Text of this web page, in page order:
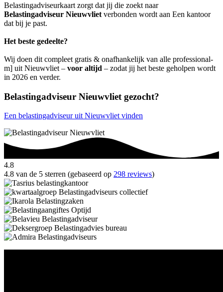
Belastingadviseurkaart zorgt dat jij die zoekt naar
Belastingadviseur Nieuwvliet verbonden wordt aan Een kantoor
dat bij je past.
Het beste gedeelte?
Wij doen dit compleet gratis & onafhankelijk van alle professional-
m] uit Nieuwvliet – voor altijd – zodat jij het beste geholpen wordt
in 2026 en verder.
Belastingadviseur Nieuwvliet gezocht?
Een belastingadviseur uit Nieuwvliet vinden
4.8
4.8 van de 5 sterren (gebaseerd op 298 reviews)